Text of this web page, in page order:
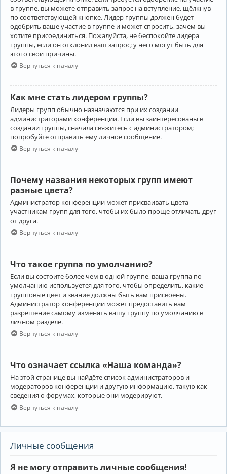
в группе, вы можете отправить запрос на вступление, щёлкнув
по соответствующей кнопке. Лидер группы должен будет
одобрить ваше участие в группе и может спросить, зачем вы
хотите присоединиться. Пожалуйста, не беспокойте лидера
группы, если он отклонил ваш запрос; у него могут быть для
этого свои причины.
Вернуться к началу
Как мне стать лидером группы?
Лидеры групп обычно назначаются при их создании
администраторами конференции. Если вы заинтересованы в
создании группы, сначала свяжитесь с администратором;
попробуйте отправить ему личное сообщение.
Вернуться к началу
Почему названия некоторых групп имеют
разные цвета?
Администратор конференции может присваивать цвета
участникам групп для того, чтобы их было проще отличать друг
от друга.
Вернуться к началу
Что такое группа по умолчанию?
Если вы состоите более чем в одной группе, ваша группа по
умолчанию используется для того, чтобы определить, какие
групповые цвет и звание должны быть вам присвоены.
Администратор конференции может предоставить вам
разрешение самому изменять вашу группу по умолчанию в
личном разделе.
Вернуться к началу
Что означает ссылка «Наша команда»?
На этой странице вы найдёте список администраторов и
модераторов конференции и другую информацию, такую как
сведения о форумах, которые они модерируют.
Вернуться к началу
Личные сообщения
Я не могу отправить личные сообщения!